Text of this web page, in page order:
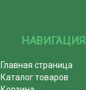
НАВИГАЦИЯ
Главная страница
Каталог товаров